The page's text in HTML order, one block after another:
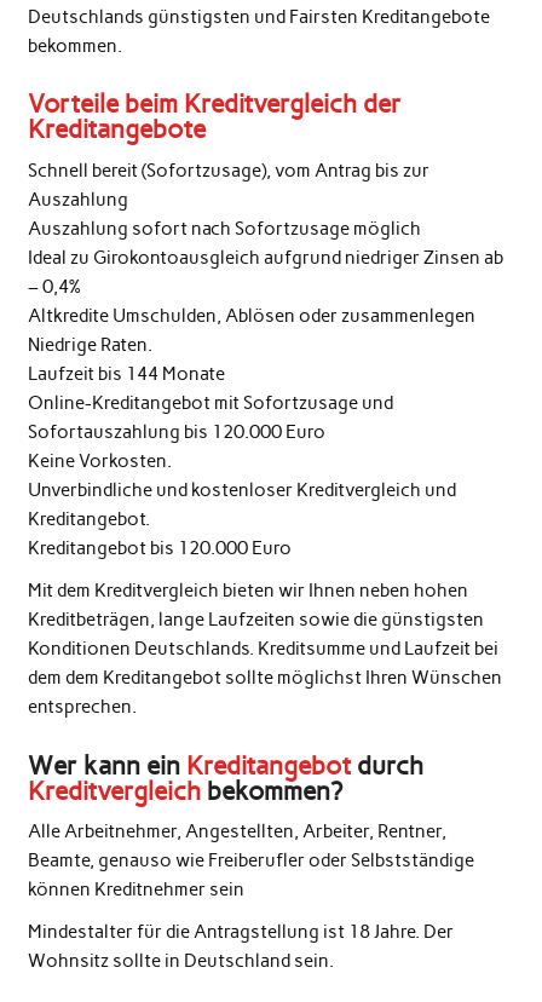
Deutschlands günstigsten und Fairsten Kreditangebote
bekommen.
Vorteile beim Kreditvergleich der
Kreditangebote
Schnell bereit (Sofortzusage), vom Antrag bis zur
Auszahlung
Auszahlung sofort nach Sofortzusage möglich
Ideal zu Girokontoausgleich aufgrund niedriger Zinsen ab
– 0,4%
Altkredite Umschulden, Ablösen oder zusammenlegen
Niedrige Raten.
Laufzeit bis 144 Monate
Online-Kreditangebot mit Sofortzusage und
Sofortauszahlung bis 120.000 Euro
Keine Vorkosten.
Unverbindliche und kostenloser Kreditvergleich und
Kreditangebot.
Kreditangebot bis 120.000 Euro
Mit dem Kreditvergleich bieten wir Ihnen neben hohen
Kreditbeträgen, lange Laufzeiten sowie die günstigsten
Konditionen Deutschlands. Kreditsumme und Laufzeit bei
dem dem Kreditangebot sollte möglichst Ihren Wünschen
entsprechen.
Wer kann ein Kreditangebotdurch
Kreditvergleichbekommen?
Alle Arbeitnehmer, Angestellten, Arbeiter, Rentner,
Beamte, genauso wie Freiberufler oder Selbstständige
können Kreditnehmer sein
Mindestalter für die Antragstellung ist 18 Jahre. Der
Wohnsitz sollte in Deutschland sein.